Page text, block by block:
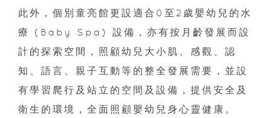
此外，個別童亮館更設適合0至2歲嬰幼兒的水
療 (Baby Spa) 設備，亦有按月齡發展而設
計的探索空間，照顧幼兒大小肌、感觀、認
知、語言、親子互動等的整全發展需要，並設
有學習爬行及站立的空間及設備，提供安全及
衛生的環境，全面照顧嬰幼兒身心靈健康。